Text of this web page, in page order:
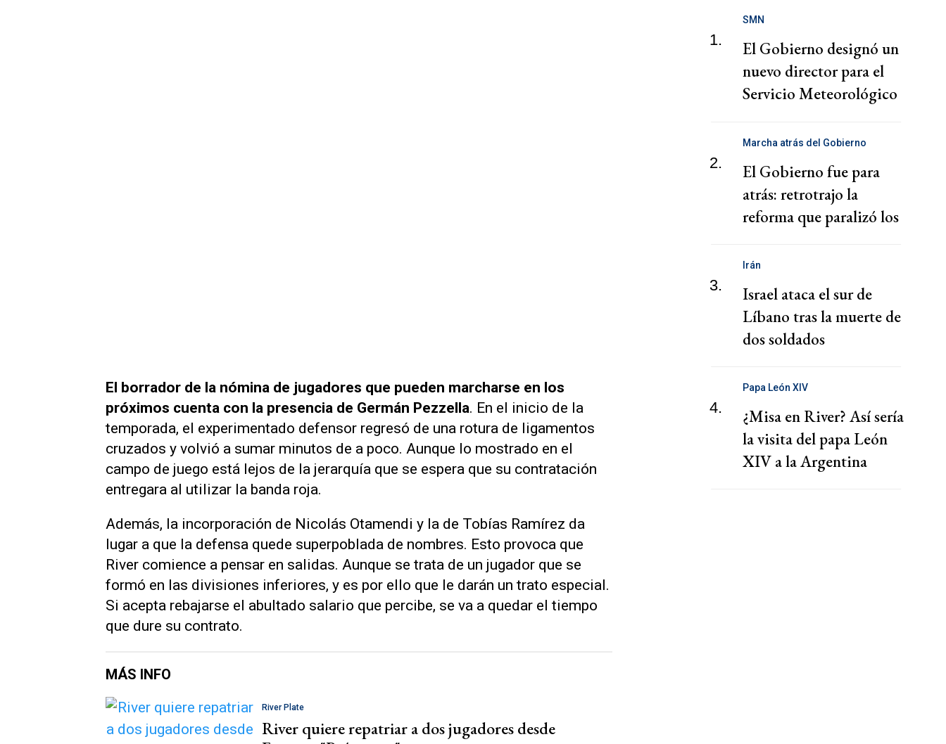
El borrador de la nómina de jugadores que pueden marcharse en los
próximos cuenta con la presencia de Germán Pezzella. En el inicio de la
temporada, el experimentado defensor regresó de una rotura de ligamentos
cruzados y volvió a sumar minutos de a poco. Aunque lo mostrado en el
campo de juego está lejos de la jerarquía que se espera que su contratación
entregara al utilizar la banda roja.
Además, la incorporación de Nicolás Otamendi y la de Tobías Ramírez da
lugar a que la defensa quede superpoblada de nombres. Esto provoca que
River comience a pensar en salidas. Aunque se trata de un jugador que se
formó en las divisiones inferiores, y es por ello que le darán un trato especial.
Si acepta rebajarse el abultado salario que percibe, se va a quedar el tiempo
que dure su contrato.
MÁS INFO
River Plate
River quiere repatriar a dos jugadores desde
1.
SMN
El Gobierno designó un
nuevo director para el
Servicio Meteorológico
2.
Marcha atrás del Gobierno
El Gobierno fue para
atrás: retrotrajo la
reforma que paralizó los
3.
Irán
Israel ataca el sur de
Líbano tras la muerte de
dos soldados
4.
Papa León XIV
¿Misa en River? Así sería
la visita del papa León
XIV a la Argentina